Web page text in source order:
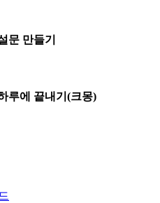
문 만들기
루에 끝내기(크몽)